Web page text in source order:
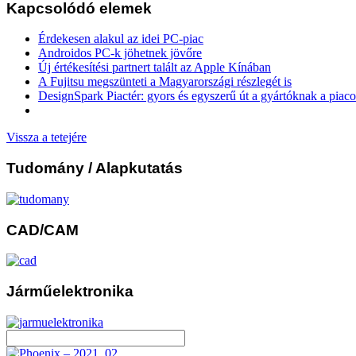
Kapcsolódó elemek
Érdekesen alakul az idei PC-piac
Androidos PC-k jöhetnek jövőre
Új értékesítési partnert talált az Apple Kínában
A Fujitsu megszünteti a Magyarországi részlegét is
DesignSpark Piactér: gyors és egyszerű út a gyártóknak a
Vissza a tetejére
Tudomány / Alapkutatás
CAD/CAM
Járműelektronika